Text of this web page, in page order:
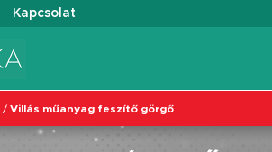
Kapcsolat
/ Villás műanyag feszítő görgő